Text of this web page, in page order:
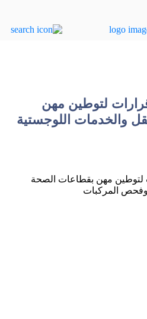
يصدر 6 قرارات لتوطين مهن
والخدمات اللوجستية